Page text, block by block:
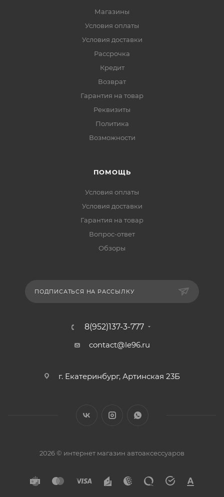
Магазины
Условия оплаты
Условия доставки
Рассрочка
Кредит
Возврат
Гарантия на товар
Реквизиты
Политика
Возможности
ПОМОЩЬ
Условия оплаты
Условия доставки
Гарантия на товар
Вопрос-ответ
Обзоры
ПОДПИСАТЬСЯ НА РАССЫЛКУ
8(952)137-3-777
contact@le96.ru
г. Екатеринбург, Артинская 23Б
2026 © интернет магазин автоаксессуаров